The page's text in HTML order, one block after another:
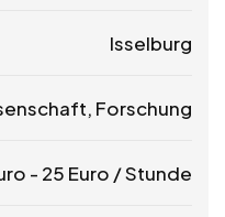
Isselburg
Forschung
- 25 Euro / Stunde